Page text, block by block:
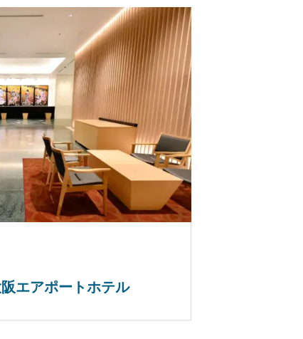
エアポートホテル